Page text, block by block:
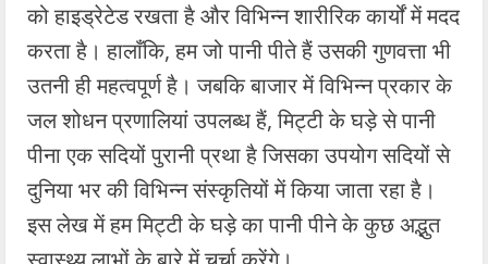
को हाइड्रेटेड रखता है और विभिन्न शारीरिक कार्यों में मदद
करता है। हालाँकि, हम जो पानी पीते हैं उसकी गुणवत्ता भी
उतनी ही महत्वपूर्ण है। जबकि बाजार में विभिन्न प्रकार के
जल शोधन प्रणालियां उपलब्ध हैं, मिट्टी के घड़े से पानी
पीना एक सदियों पुरानी प्रथा है जिसका उपयोग सदियों से
दुनिया भर की विभिन्न संस्कृतियों में किया जाता रहा है।
इस लेख में हम मिट्टी के घड़े का पानी पीने के कुछ अद्भुत